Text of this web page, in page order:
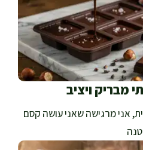
מבריק ויציב
אני מרגישה שאני עושה קסם